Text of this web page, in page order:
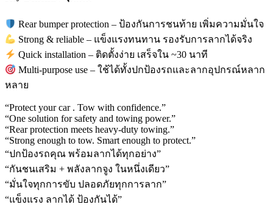
Rear bumper protection – ป้องกันการชนท้าย เพิ่มความมั่นใจ
Strong & reliable – แข็งแรงทนทาน รองรับการลากได้จริง
Quick installation – ติดตั้งง่าย เสร็จใน ~30 นาที
Multi-purpose use – ใช้ได้ทั้งปกป้องรถและลากอุปกรณ์หลาก
หลาย
“Protect your car . Tow with confidence.”
“One solution for safety and towing power.”
“Rear protection meets heavy-duty towing.”
“Strong enough to tow. Smart enough to protect.”
“ปกป้องรถคุณ พร้อมลากได้ทุกอย่าง”
“กันชนเสริม + พลังลากจูง ในหนึ่งเดียว”
“มั่นใจทุกการขับ ปลอดภัยทุกการลาก”
“แข็งแรง ลากได้ ป้องกันได้”